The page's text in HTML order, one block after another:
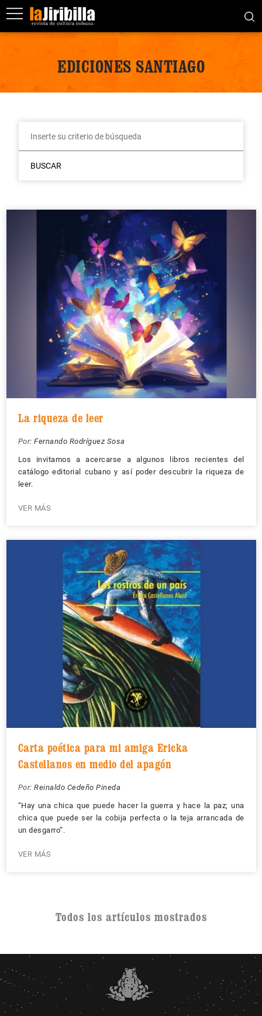
EDICIONES SANTIAGO
BUSCAR
La riqueza de leer
Por: Fernando Rodríguez Sosa
Los invitamos a acercarse a algunos libros recientes del
catálogo editorial cubano y así poder descubrir la riqueza de
leer.
VER MÁS
Carta poética para mi amiga Ericka
Castellanos en medio del apagón
Por: Reinaldo Cedeño Pineda
“Hay una chica que puede hacer la guerra y hace la paz; una
chica que puede ser la cobija perfecta o la teja arrancada de
un desgarro”.
VER MÁS
Todos los artículos mostrados